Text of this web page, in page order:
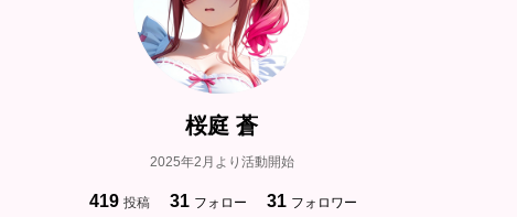
桜庭 蒼
2025年2月より活動開始
419 投稿 31 フォロー 31 フォロワー